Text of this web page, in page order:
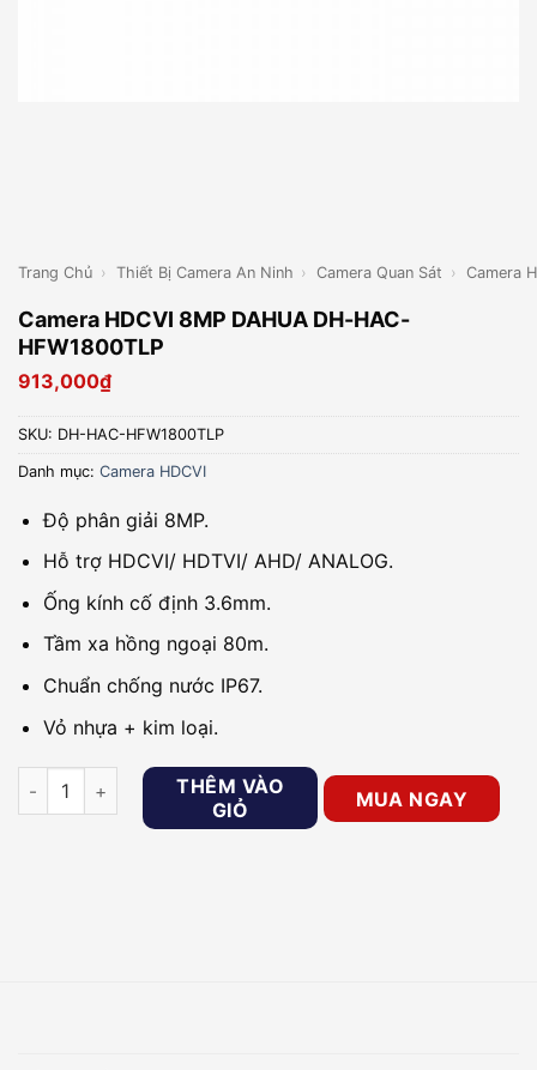
Trang Chủ › Thiết Bị Camera An Ninh › Camera Quan Sát › Camera
Camera HDCVI 8MP DAHUA DH-HAC-
HFW1800TLP
913,000₫
SKU: DH-HAC-HFW1800TLP
Danh mục: Camera HDCVI
Độ phân giải 8MP.
Hỗ trợ HDCVI/ HDTVI/ AHD/ ANALOG.
Ống kính cố định 3.6mm.
Tầm xa hồng ngoại 80m.
Chuẩn chống nước IP67.
Vỏ nhựa + kim loại.
Camera HDCVI 8MP DAHUA DH-HAC-HFW1800TLP số lượng
THÊM VÀO
GIỎ
MUA NGAY